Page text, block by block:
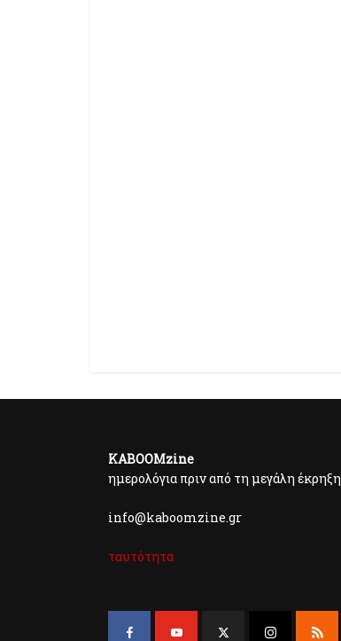
KABOOMzine
ημερολόγια πριν από τη μεγάλη έκρηξη
info@kaboomzine.gr
ταυτότητα